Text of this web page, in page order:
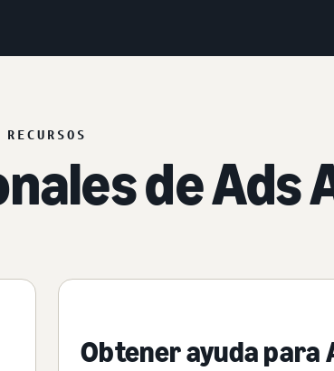
RECURSOS
de Ads
Obtener ayuda para